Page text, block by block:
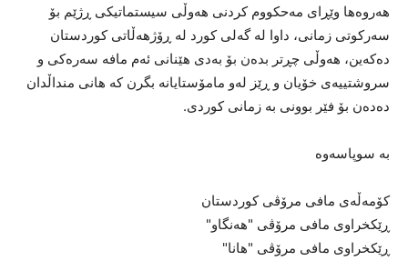
هەروەها وێڕای مەحکووم کردنی هەوڵی سیستماتیکی ڕژێم بۆ
سەرکوتی زمانی، داوا لە گەلی کورد لە ڕۆژهەڵاتی کوردستان
دەکەین، هەوڵی چڕتر بدەن بۆ بەدی هێنانی ئەم مافە سەرەکی و
سروشتییەی خۆیان و ڕێز لەو مامۆستایانە بگرن کە هانی منداڵدان
دەدەن بۆ فێر بوونی بە زمانی کوردی.
بە سوپاسەوە
کۆمەڵەی مافی مرۆڤی کوردستان
ڕێکخراوی مافی مرۆڤی "هەنگاو"
ڕێکخراوی مافی مرۆڤی "هانا"